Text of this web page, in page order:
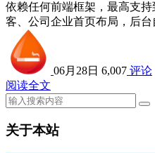
依赖任何前端框架，最高支持
客、公司企业首页布局，后台
06月28日 6,007 评论
阅读全文
关于本站